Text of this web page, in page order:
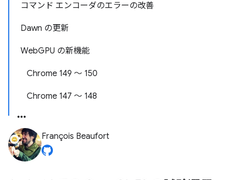
コマンド エンコーダのエラーの改善
Dawn の更新
WebGPU の新機能
Chrome 149 ～ 150
Chrome 147 ～ 148
François Beaufort